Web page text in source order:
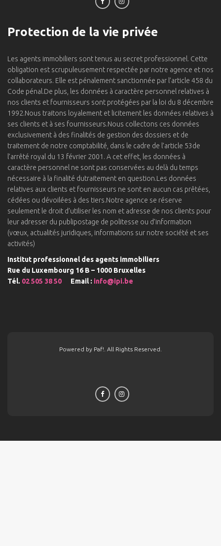
Protection de la vie privée
Les agents immobiliers sont tenus au secret professionnel. Cette
obligation est scrupuleusement respectée par notre agence et nos
collaborateurs. Elle est pénalement sanctionnée par l’article 458 du
Code pénal.De plus, les données à caractère personnel relatives à
nos clients et fournisseurs sont protégées par la loi du 8 décembre
1992.Nous traitons loyalement et licitement les données relatives à
ses clients et à ses fournisseurs.Nous collectons ces données
exclusivement à des finalités de gestion des dossiers et de
traitement de notre comptabilité, dans le cadre de l’article 53de
l’arrêté royal du 13 février 2001. A cet effet, les données à
caractère personnel ne sont pas conservées au delà du temps
nécessaire à la finalité dutraitement en question.Les données
relatives aux clients et fournisseurs ne sont en aucun cas prêtées,
cédées ou dévoilées à des tiers.Notre agence se réserve
seulement le droit d’utiliser les nom et adresse de nos clients pour
leur adresser du publipostage de politesse ou d’information
(vœux, actualités juridiques, informations sur notre société et ses
activités)
Institut professionnel des agents immobiliers
Rue du Luxembourg 16 B – 1000 Bruxelles
Tél. 02 505 38 50 Email : info@ipi.be
Powered by Paf!. All Rights Reserved.